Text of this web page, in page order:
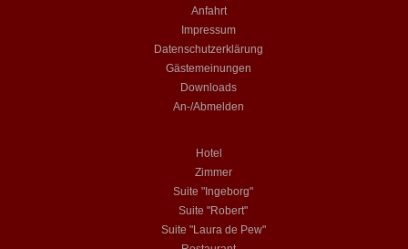
Anfahrt
Impressum
Datenschutzerklärung
Gästemeinungen
Downloads
An-/Abmelden
Hotel
Zimmer
Suite "Ingeborg"
Suite "Robert"
Suite "Laura de Pew"